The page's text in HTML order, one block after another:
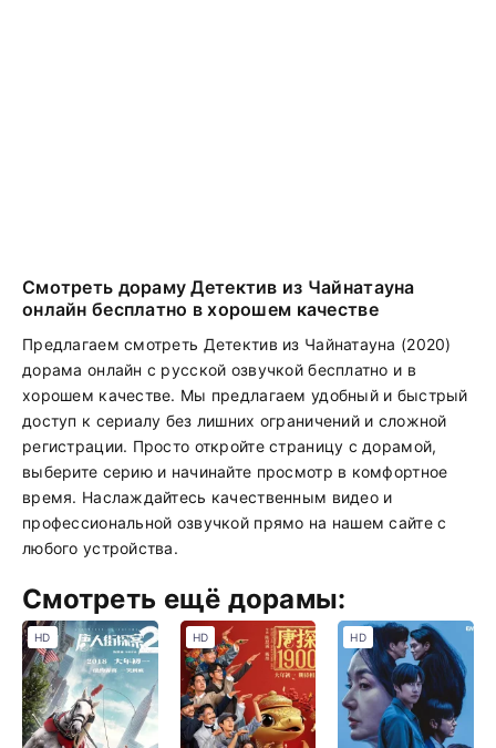
Смотреть дораму Детектив из Чайнатауна
онлайн бесплатно в хорошем качестве
Предлагаем смотреть Детектив из Чайнатауна (2020)
дорама онлайн с русской озвучкой бесплатно и в
хорошем качестве. Мы предлагаем удобный и быстрый
доступ к сериалу без лишних ограничений и сложной
регистрации. Просто откройте страницу с дорамой,
выберите серию и начинайте просмотр в комфортное
время. Наслаждайтесь качественным видео и
профессиональной озвучкой прямо на нашем сайте с
любого устройства.
Смотреть ещё дорамы:
HD HD HD